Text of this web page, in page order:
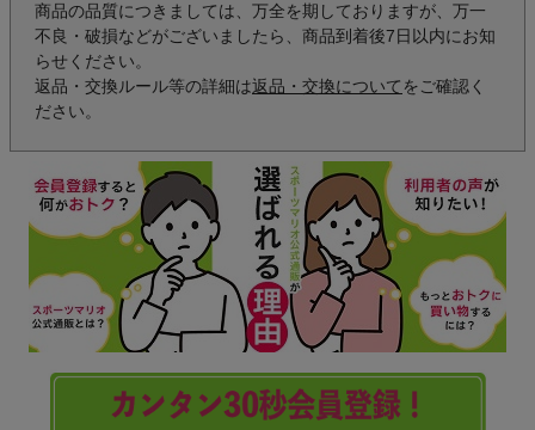
商品の品質につきましては、万全を期しておりますが、万一
不良・破損などがございましたら、商品到着後7日以内にお知
らせください。
返品・交換ルール等の詳細は返品・交換について をご確認く
ださい。